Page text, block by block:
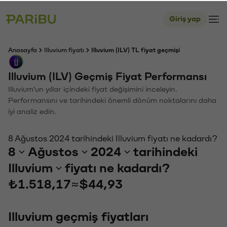
Giriş yap
Anasayfa Illuvium fiyatı Illuvium (ILV) TL fiyat geçmişi
Illuvium (ILV) Geçmiş Fiyat Performansı
Illuvium'un yıllar içindeki fiyat değişimini inceleyin.
Performansını ve tarihindeki önemli dönüm noktalarını daha
iyi analiz edin.
8 Ağustos 2024 tarihindeki Illuvium fiyatı ne kadardı?
8 Ağustos 2024
tarihindeki
Illuvium
fiyatı ne kadardı?
₺1.518,17≈$44,93
Illuvium geçmiş fiyatları